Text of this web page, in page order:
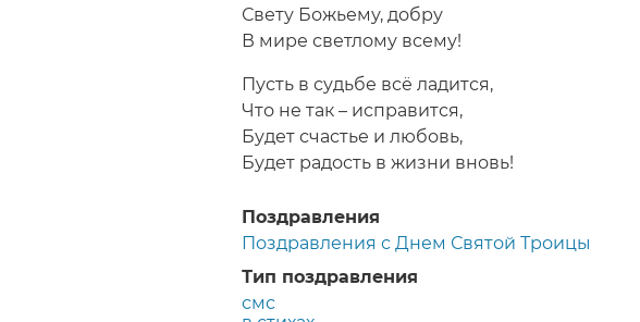
Свету Божьему, добру
В мире светлому всему!
Пусть в судьбе всё ладится,
Что не так – исправится,
Будет счастье и любовь,
Будет радость в жизни вновь!
Поздравления
Поздравления с Днем Святой Троицы
Тип поздравления
смс